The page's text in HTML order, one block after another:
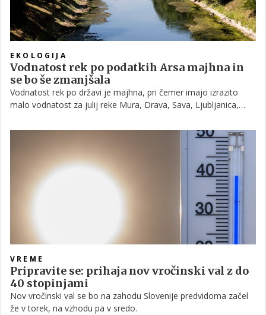
EKOLOGIJA
Vodnatost rek po podatkih Arsa majhna in
se bo še zmanjšala
Vodnatost rek po državi je majhna, pri čemer imajo izrazito
malo vodnatost za julij reke Mura, Drava, Sava, Ljubljanica,
RS za okolje in prostor (Arso). Tudi v prihodnjih dneh bo
vodnatost rek ostala mala in se bo zelo počasi še zmanjševala.
VREME
Pripravite se: prihaja nov vročinski val z do
40 stopinjami
Nov vročinski val se bo na zahodu Slovenije predvidoma začel
že v torek, na vzhodu pa v sredo.